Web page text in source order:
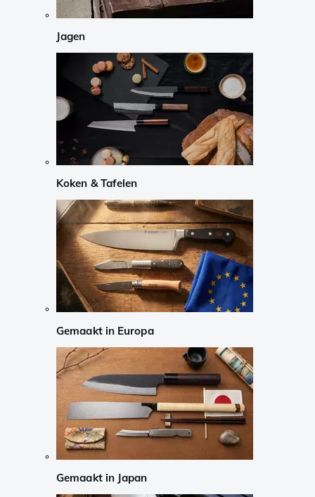
Jagen
Koken & Tafelen
Gemaakt in Europa
Gemaakt in Japan